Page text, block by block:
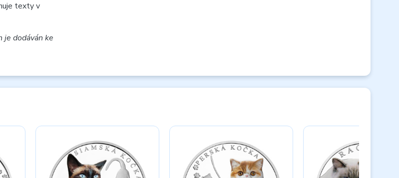
texty v
je dodáván ke